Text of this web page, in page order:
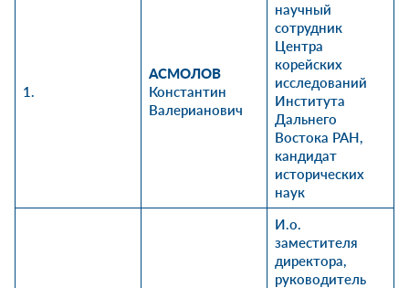
1.
АСМОЛОВ
Константин
Валерианович
научный
сотрудник
Центра
корейских
исследований
Института
Дальнего
Востока РАН,
кандидат
исторических
наук
И.о.
заместителя
директора,
руководитель